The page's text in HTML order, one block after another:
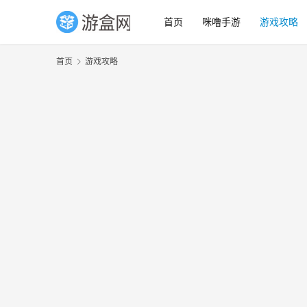
首页 咪噜手游 游戏攻略
首页 游戏攻略